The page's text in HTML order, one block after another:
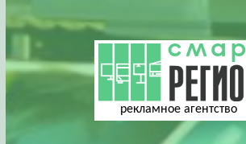
рекламное агентство